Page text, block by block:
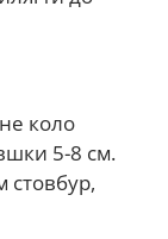
коло
5-8 см.
стовбур,